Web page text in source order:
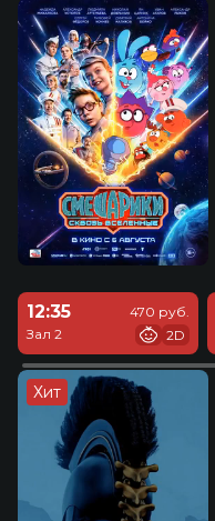
12:35
Зал 2
470 руб.
2D
Хит